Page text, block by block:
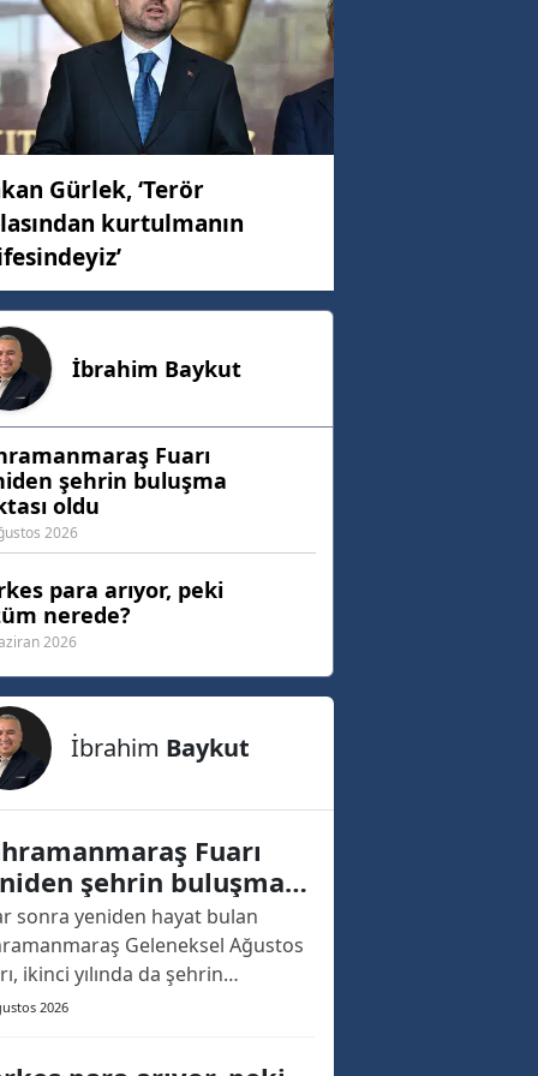
Gürlek, ‘Terör
kurtulmanın
İbrahim Baykut
Fuarı
şehrin buluşma
oldu
2026
para arıyor, peki
nerede?
2026
İbrahim Baykut
Fuarı
şehrin buluşma
oldu
sonra yeniden hayat bulan
Geleneksel Ağustos
ikinci yılında da şehrin
kazınacak bir açılışa sahne
2026